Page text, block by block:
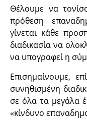
Θέλουμε να
πρόθεση
γίνεται κάθε
διαδικασία να
να υπογραφεί η
Επισημαίνουμε,
συνηθισμένη
σε όλα τα μεγάλα
«κίνδυνο